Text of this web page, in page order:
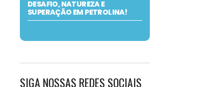
DESAFIO, NATUREZA E
SUPERAÇÃO EM PETROLINA!
SIGA NOSSAS REDES SOCIAIS